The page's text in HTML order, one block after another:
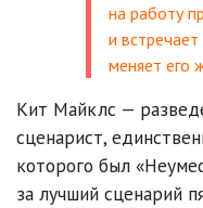
на работу
и
меняет его
Кит Майклс —
сценарист,
которого был
за лучший сценарий